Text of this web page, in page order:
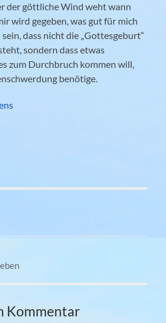
der göttliche Wind weht wann
wird gegeben, was gut für mich
dass nicht die „Gottesgeburt“
sondern dass etwas
zum Durchbruch kommen will,
benötige.
Kommentar